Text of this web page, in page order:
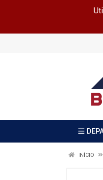
INÍCIO